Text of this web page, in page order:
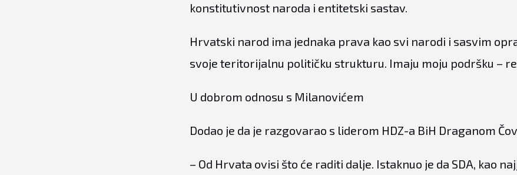
konstitutivnost naroda i entitetski sastav.
Hrvatski narod ima jednaka prava kao svi narodi i sasvim
svoje teritorijalnu političku strukturu. Imaju moju podršku –
U dobrom odnosu s Milanovićem
Dodao je da je razgovarao s liderom HDZ-a BiH Draganom
– Od Hrvata ovisi što će raditi dalje. Istaknuo je da SDA, kao